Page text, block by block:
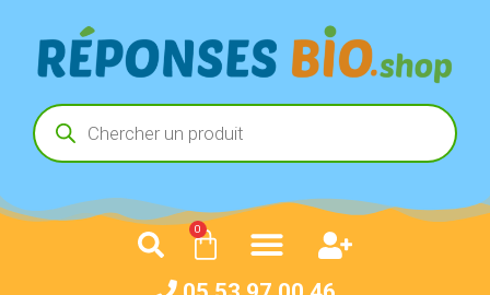
0